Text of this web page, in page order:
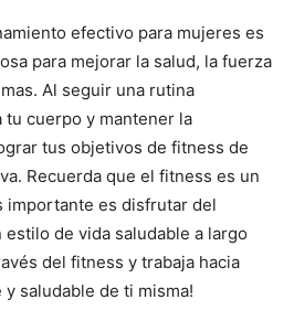
efectivo para mujeres es
para mejorar la salud, la fuerza
Al seguir una rutina
cuerpo y mantener la
tus objetivos de fitness de
Recuerda que el fitness es un
importante es disfrutar del
de vida saludable a largo
del fitness y trabaja hacia
saludable de ti misma!